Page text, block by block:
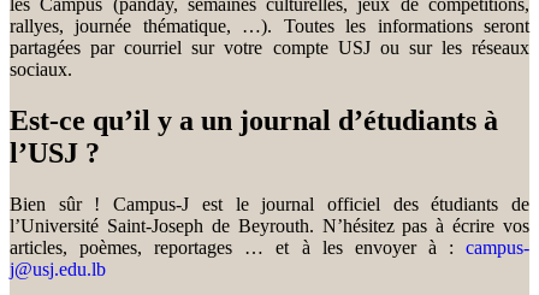
les Campus (panday, semaines culturelles, jeux de compétitions,
rallyes, journée thématique, …). Toutes les informations seront
partagées par courriel sur votre compte USJ ou sur les réseaux
sociaux.
Est-ce qu’il y a un journal d’étudiants à
l’USJ ?
Bien sûr ! Campus-J est le journal officiel des étudiants de
l’Université Saint-Joseph de Beyrouth. N’hésitez pas à écrire vos
articles, poèmes, reportages … et à les envoyer à : campus-
j@usj.edu.lb